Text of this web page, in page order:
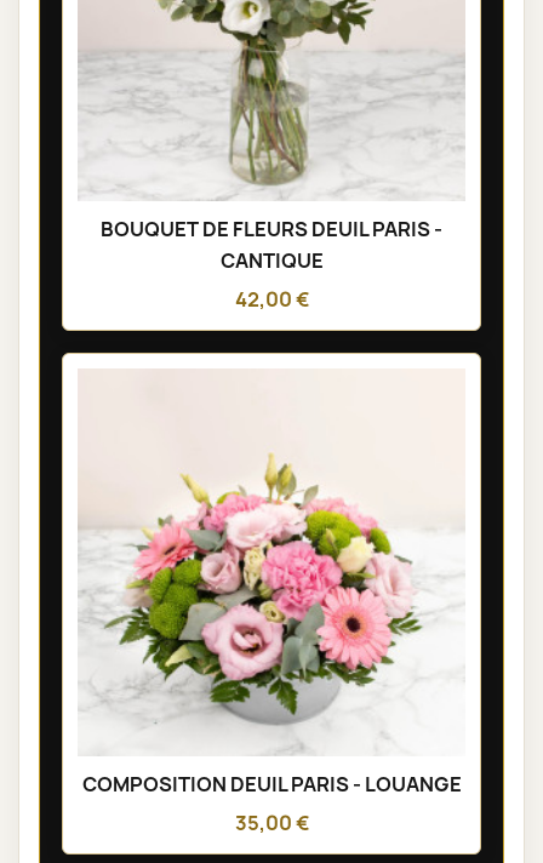
BOUQUET DE FLEURS DEUIL PARIS -
CANTIQUE
42,00 €
COMPOSITION DEUIL PARIS - LOUANGE
35,00 €